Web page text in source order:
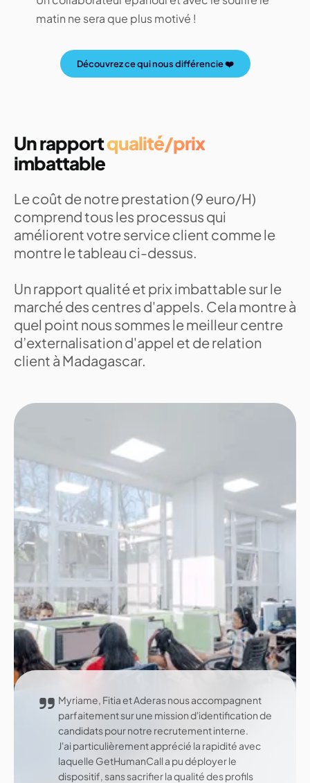
matin ne sera que plus motivé !
Découvrez ce qui nous différencie ❤️
Un rapportqualité/prix
imbattable
Le coût de notre prestation (9 euro/H)
comprend tous les processus qui
améliorent votre service client comme le
montre le tableau ci-dessus.
Un rapport qualité et prix imbattable sur le
marché des centres d'appels. Cela montre à
quel point nous sommes le meilleur centre
d’externalisation d'appel et de relation
client à Madagascar.
Myriame, Fitia et Aderas nous accompagnent
parfaitement sur une mission d'identification de
candidats pour notre recrutement interne.
J'ai particulièrement apprécié la rapidité avec
laquelle GetHumanCall a pu déployer le
dispositif, sans sacrifier la qualité des profils